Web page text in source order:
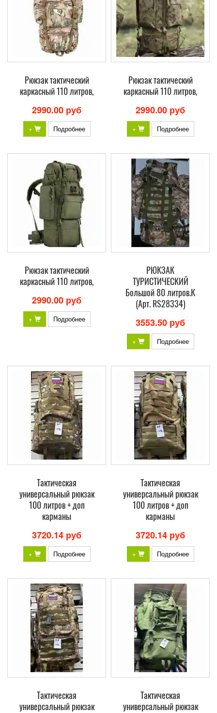
Рюкзак тактический
каркасный 110 литров,
2990.00 руб
+ Подробнее
Рюкзак тактический
каркасный 110 литров,
2990.00 руб
+ Подробнее
Рюкзак тактический
каркасный 110 литров,
2990.00 руб
+ Подробнее
РЮКЗАК
ТУРИСТИЧЕСКИЙ
Большой 80 литров.К
(Арт. RS28334)
3553.50 руб
+ Подробнее
Тактическая
универсальный рюкзак
100 литров + доп
карманы
3720.14 руб
+ Подробнее
Тактическая
универсальный рюкзак
100 литров + доп
карманы
3720.14 руб
+ Подробнее
Тактическая
универсальный рюкзак
Тактическая
универсальный рюкзак